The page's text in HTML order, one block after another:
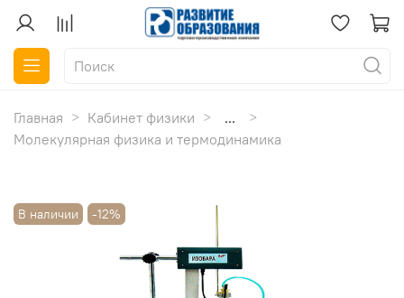
Главная Кабинет физики
...
Молекулярная физика и термодинамика
В наличии -12%